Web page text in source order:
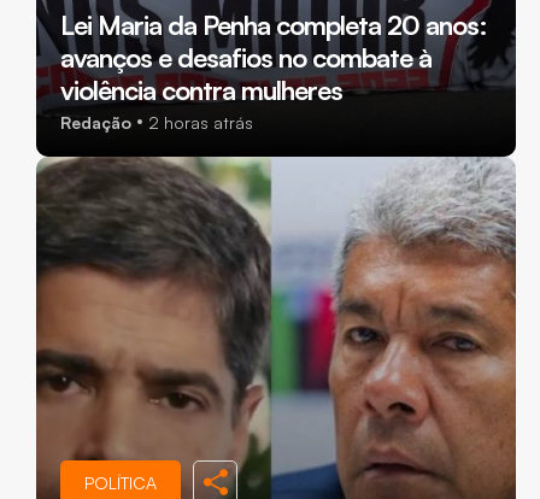
Lei Maria da Penha completa 20 anos:
avanços e desafios no combate à
violência contra mulheres
Redação 2 horas atrás
POLÍTICA